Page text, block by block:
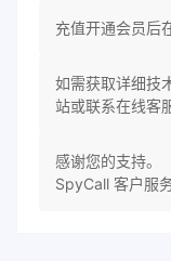
充值开通会员后
如需获取详细技
站或联系在线客
感谢您的支持。
SpyCall 客户服